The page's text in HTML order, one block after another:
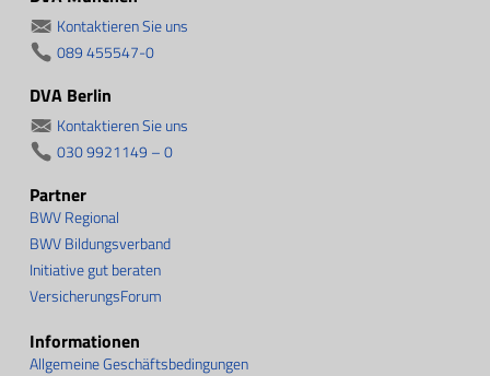
Kontaktieren Sie uns
089 455547-0
DVA Berlin
Kontaktieren Sie uns
030 9921149 – 0
Informationen
Allgemeine Geschäftsbedingungen
Partner
BWV Regional
BWV Bildungsverband
Initiative gut beraten
VersicherungsForum